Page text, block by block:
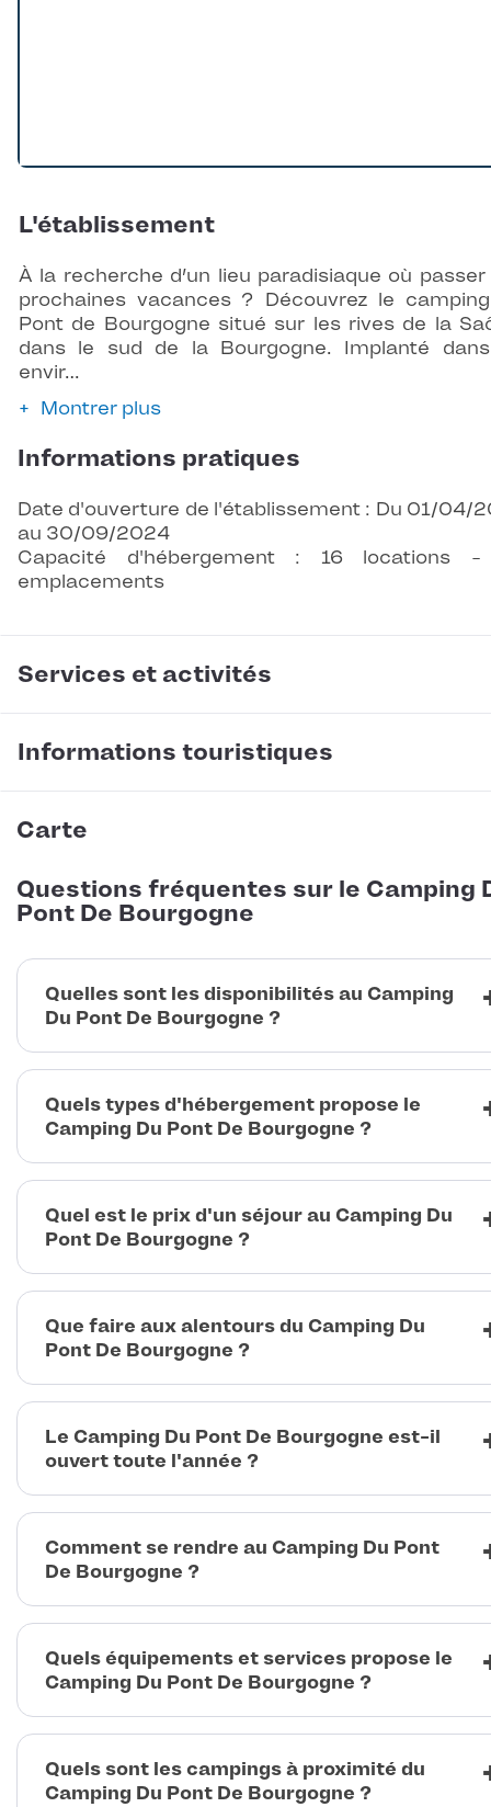
L'établissement
À la recherche d’un lieu paradisiaque où passer
prochaines vacances ? Découvrez le
Pont de Bourgogne situé sur les rives de la
dans le sud de la Bourgogne. Implanté
envir…
Montrer plus
Informations pratiques
Date d'ouverture de l'établissement : Du 01/04/
au 30/09/2024
Capacité d'hébergement : 16 locations
emplacements
Services et activités
Informations touristiques
Carte
Questions fréquentes sur le Camping
Pont De Bourgogne
Quelles sont les disponibilités au Camping
Du Pont De Bourgogne ?
Quels types d'hébergement propose le
Camping Du Pont De Bourgogne ?
Quel est le prix d'un séjour au Camping Du
Pont De Bourgogne ?
Que faire aux alentours du Camping Du
Pont De Bourgogne ?
Le Camping Du Pont De Bourgogne est-il
ouvert toute l'année ?
Comment se rendre au Camping Du Pont
De Bourgogne ?
Quels équipements et services propose le
Camping Du Pont De Bourgogne ?
Quels sont les campings à proximité du
Camping Du Pont De Bourgogne ?